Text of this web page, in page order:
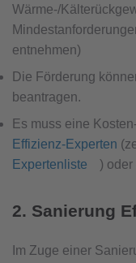
Wärme-/
entnehmen)
Die Förderung
beantragen.
Es muss eine
Effizienz-Experten
Expertenliste
) oder
2. Sanierung
Im Zuge einer